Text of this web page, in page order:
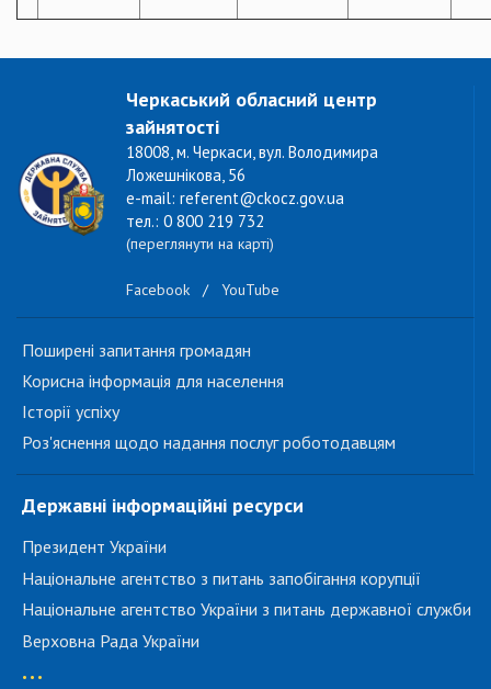
Черкаський обласний центр
зайнятості
18008, м. Черкаси, вул. Володимира
Ложешнікова, 56
e-mail: referent@ckocz.gov.ua
тел.: 0 800 219 732
(переглянути на карті)
Facebook / YouTube
Поширені запитання громадян
Корисна інформація для населення
Історії успіху
Роз'яснення щодо надання послуг роботодавцям
Державні інформаційні ресурси
Президент України
Національне агентство з питань запобігання корупції
Національне агентство України з питань державної служби
Верховна Рада України
...